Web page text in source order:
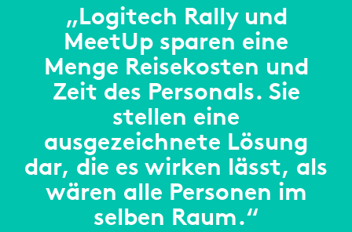
„Logitech Rally und
MeetUp sparen eine
Menge Reisekosten und
Zeit des Personals. Sie
stellen eine
ausgezeichnete Lösung
dar, die es wirken lässt, als
wären alle Personen im
selben Raum.“